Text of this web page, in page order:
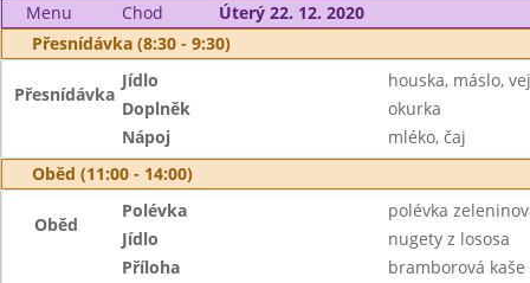
Menu
Chod
Úterý 22. 12. 2020
Přesnídávka (8:30 - 9:30)
Přesnídávka
Jídlo
houska, máslo,
Doplněk
okurka
Nápoj
mléko, čaj
Oběd (11:00 - 14:00)
Oběd
Polévka
polévka
Jídlo
nugety z lososa
Příloha
bramborová kaše